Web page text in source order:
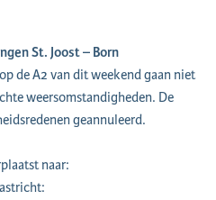
St. Joost – Born
de A2 van dit weekend gaan niet
weersomstandigheden. De
geannuleerd.
naar: